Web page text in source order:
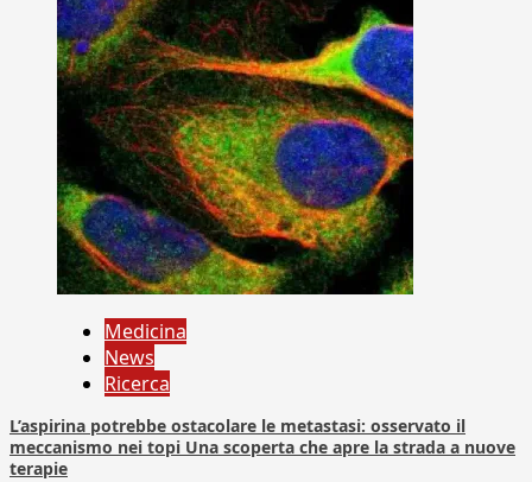
Medicina
News
Ricerca
L’aspirina potrebbe ostacolare le metastasi: osservato il
meccanismo nei topi Una scoperta che apre la strada a nuove
terapie